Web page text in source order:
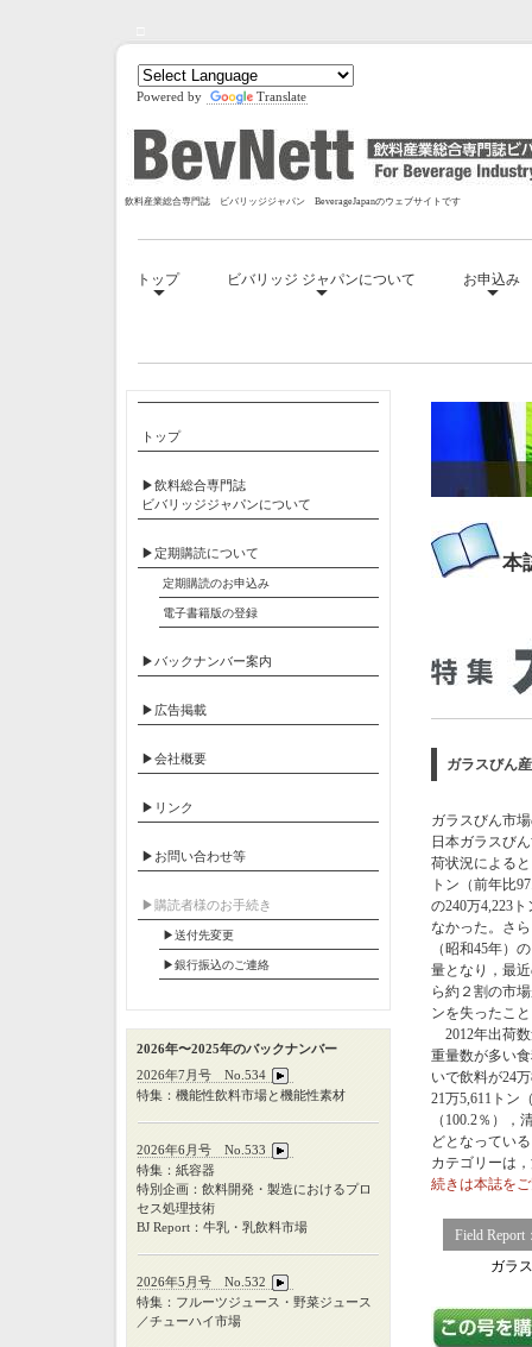
Powered by Translate
飲料産業総合専門誌 ビバリッジジャパン BeverageJapanのウェブサイトです
トップ ビバリッジ ジャパンについて お申込み
本
ガラスびん
ガラスびん市
日本ガラスび
荷状況による
トン（前年比
の240万4,223
なかった。さ
（昭和45年）
量となり，最
ら約２割の市
ンを失ったこ
2012年出荷
重量数が多い
いで飲料が24
21万5,611トン
（100.2％），
どとなってい
カテゴリーは
続きは本誌を
Field
ガラ
トップ
▶飲料総合専門誌
ビバリッジジャパンについて
▶定期購読について
定期購読のお申込み
電子書籍版の登録
▶バックナンバー案内
▶広告掲載
▶会社概要
▶リンク
▶お問い合わせ等
▶︎購読者様のお手続き
▶送付先変更
▶︎銀行振込のご連絡
2026年〜2025年のバックナンバー
2026年7月号 No.534
特集：機能性飲料市場と機能性素材
2026年6月号 No.533
特集：紙容器
特別企画：飲料開発・製造におけるプロ
セス処理技術
BJ Report：牛乳・乳飲料市場
2026年5月号 No.532
特集：フルーツジュース・野菜ジュース
／チューハイ市場